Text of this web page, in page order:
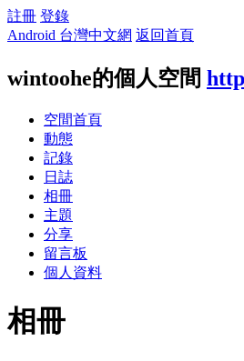
註冊 登錄
Android 台灣中文網 返回首頁
wintoohe的個人空間
空間首頁
動態
記錄
日誌
相冊
主題
分享
留言板
個人資料
相冊